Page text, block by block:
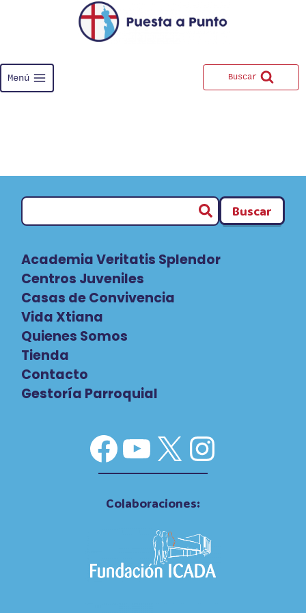
Menú Buscar
Buscar
Academia Veritatis Splendor
Centros Juveniles
Casas de Convivencia
Vida Xtiana
Quienes Somos
Tienda
Contacto
Gestoría Parroquial
Facebook
YouTube
X
Colaboraciones: